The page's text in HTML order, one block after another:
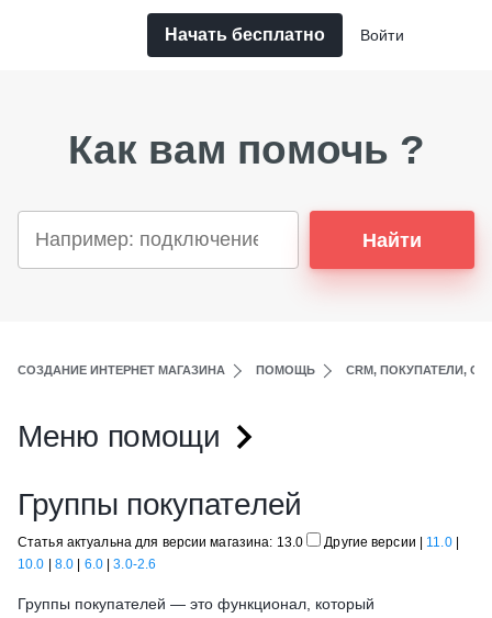
Начать бесплатно Войти
Как вам помочь ?
Найти
СОЗДАНИЕ ИНТЕРНЕТ МАГАЗИНА ПОМОЩЬ CRM, ПОКУПАТЕЛИ,
Меню помощи
Группы покупателей
Статья актуальна для версии магазина: 13.0 Другие версии 11.0|
10.0
8.0 6.0|3.0-2.6
Группы покупателей — это функционал, который